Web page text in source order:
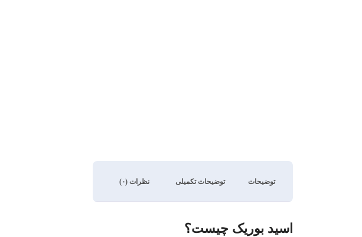
توضیحات توضیحات تکمیلی نظرات (۰)
اسید بوریک چیست؟